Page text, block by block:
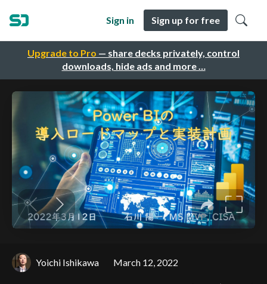
Upgrade to Pro — share decks privately, control
downloads, hide ads and more …
Sign in Sign up for free
Yoichi Ishikawa March 12, 2022